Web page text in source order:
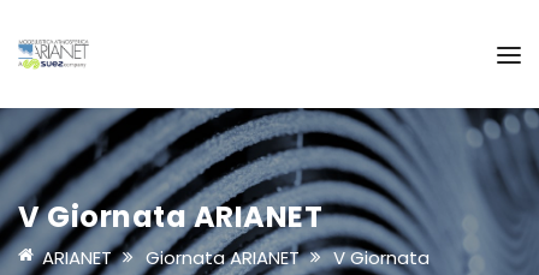
V Giornata ARIANET
ARIANET Giornata ARIANET
V Giornata